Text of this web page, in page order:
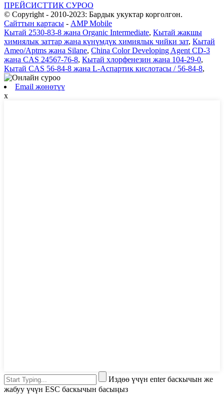
ПРЕЙСИСТТИК СУРОО
© Copyright - 2010-2023: Бардык укуктар корголгон.
Сайттын картасы - AMP Mobile
Кытай 2530-83-8 жана Organic Intermediate, Кытай жакшы
химиялык заттар жана күнүмдүк химиялык чийки зат, Кытай
Ameo/Aptms жана Silane, China Color Developing Agent CD-3
жана CAS 24567-76-8, Кытай хлорфенезин жана 104-29-0,
Кытай CAS 56-84-8 жана L-Аспартик кислотасы / 56-84-8,
Email жөнөтүү
x
Издөө үчүн enter баскычын же
жабуу үчүн ESC баскычын басыңыз